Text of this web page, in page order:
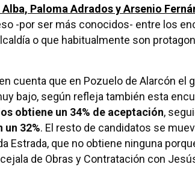
Paloma Adrados y Arsenio
-por ser más conocidos- entre los
o que habitualmente son
cuenta que en Pozuelo de Alarcón el
bajo, según refleja también esta
obtiene un 34% de aceptación,
un 32%. El resto de candidatos se
Estrada, que no obtiene ninguna
de Obras y Contratación con